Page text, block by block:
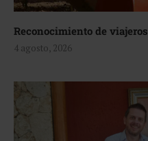
Reconocimiento de viajeros
4 agosto, 2026